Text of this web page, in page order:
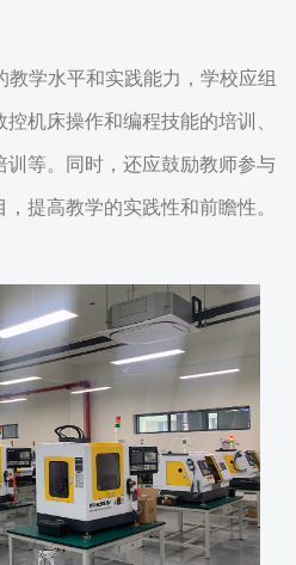
学水平和实践能力，学校应组
机床操作和编程技能的培训、
训等。同时，还应鼓励教师参与
提高教学的实践性和前瞻性。